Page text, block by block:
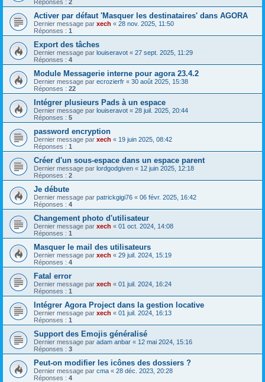
Réponses : 2
Activer par défaut 'Masquer les destinataires' dans AGORA
Dernier message par xech « 28 nov. 2025, 11:50
Réponses : 1
Export des tâches
Dernier message par louiseravot « 27 sept. 2025, 11:29
Réponses : 4
Module Messagerie interne pour agora 23.4.2
Dernier message par ecrozierfr « 30 août 2025, 15:38
Réponses : 22
Intégrer plusieurs Pads à un espace
Dernier message par louiseravot « 28 juil. 2025, 20:44
Réponses : 5
password encryption
Dernier message par xech « 19 juin 2025, 08:42
Réponses : 1
Créer d'un sous-espace dans un espace parent
Dernier message par lordgodgiven « 12 juin 2025, 12:18
Réponses : 2
Je débute
Dernier message par patrickgigi76 « 06 févr. 2025, 16:42
Réponses : 4
Changement photo d'utilisateur
Dernier message par xech « 01 oct. 2024, 14:08
Réponses : 1
Masquer le mail des utilisateurs
Dernier message par xech « 29 juil. 2024, 15:19
Réponses : 4
Fatal error
Dernier message par xech « 01 juil. 2024, 16:24
Réponses : 1
Intégrer Agora Project dans la gestion locative
Dernier message par xech « 01 juil. 2024, 16:13
Réponses : 1
Support des Emojis généralisé
Dernier message par adam anbar « 12 mai 2024, 15:16
Réponses : 3
Peut-on modifier les icônes des dossiers ?
Dernier message par cma « 28 déc. 2023, 20:28
Réponses : 4